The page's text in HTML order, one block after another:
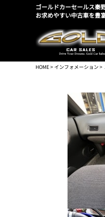
ゴールドカーセールス秦
お求めやすい中古車を豊
HOME> インフォメーション >